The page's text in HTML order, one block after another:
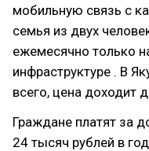
мобильную связь с
семья из двух
ежемесячно только
инфраструктуре . В
всего, цена доходит
Граждане платят за
24 тысяч рублей в